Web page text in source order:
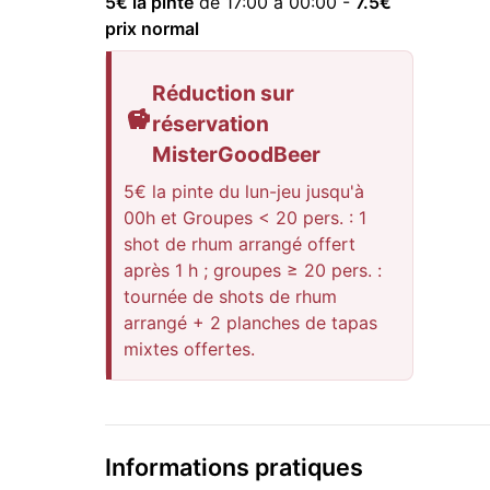
prix normal
Réduction sur
réservation
MisterGoodBeer
5€ la pinte du lun-jeu jusqu'à
00h et Groupes < 20 pers. : 1
shot de rhum arrangé offert
après 1 h ; groupes ≥ 20 pers. :
tournée de shots de rhum
arrangé + 2 planches de tapas
mixtes offertes.
Informations pratiques